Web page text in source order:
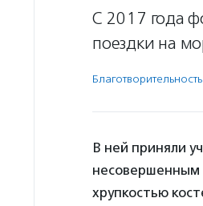
С 2017 года
поездки на
В ней приняли
несовершенным
хрупкостью